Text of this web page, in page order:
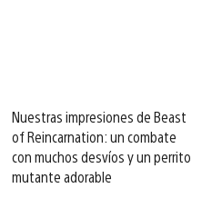
Nuestras impresiones de Beast
of Reincarnation: un combate
con muchos desvíos y un perrito
mutante adorable